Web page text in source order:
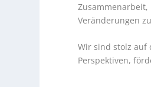
Veränderungen
Wir sind stolz auf
Perspektiven,